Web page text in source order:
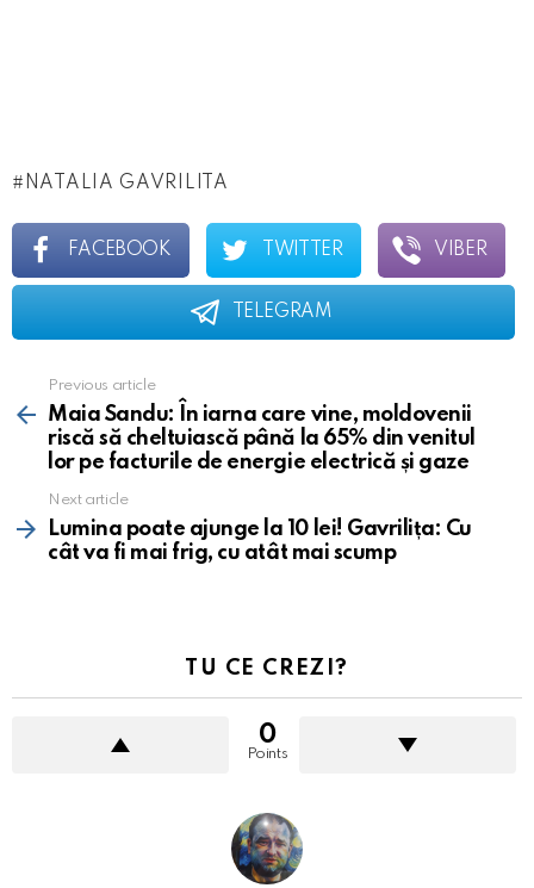
NATALIA GAVRILITA
FACEBOOK TWITTER VIBER
TELEGRAM
more
Previous article
Maia Sandu: În iarna care vine, moldovenii
riscă să cheltuiască până la 65% din venitul
lor pe facturile de energie electrică și gaze
Next article
Lumina poate ajunge la 10 lei! Gavrilița: Cu
cât va fi mai frig, cu atât mai scump
TU CE CREZI?
0
Points